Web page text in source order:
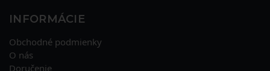
INFORMÁCIE
Obchodné podmienky
O nás
Doručenie